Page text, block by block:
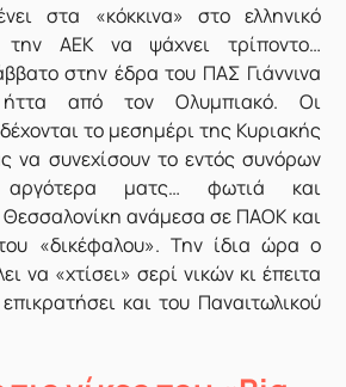
στα «κόκκινα» στο ελληνικό
ΑΕΚ να ψάχνει τρίποντο…
στην έδρα του ΠΑΣ Γιάννινα
από τον Ολυμπιακό. Οι
το μεσημέρι της Κυριακής
να συνεχίσουν το εντός συνόρων
αργότερα ματς… φωτιά και
Θεσσαλονίκη ανάμεσα σε ΠΑΟΚ και
«δικέφαλου». Την ίδια ώρα ο
να «χτίσει» σερί νικών κι έπειτα
και του Παναιτωλικού